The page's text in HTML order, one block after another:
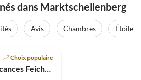
dans Marktschellenberg
Avis Chambres Étoiles
Meilleure
Choix populaire